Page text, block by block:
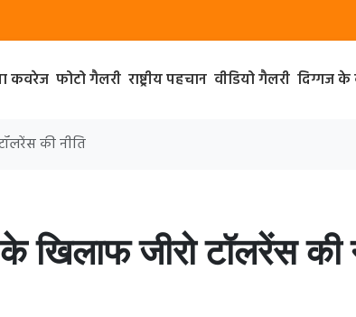
कवरेज फोटो गैलरी राष्ट्रीय पहचान वीडियो गैलरी दिग्गज के
की नीति
खिलाफ जीरो टॉलरेंस की